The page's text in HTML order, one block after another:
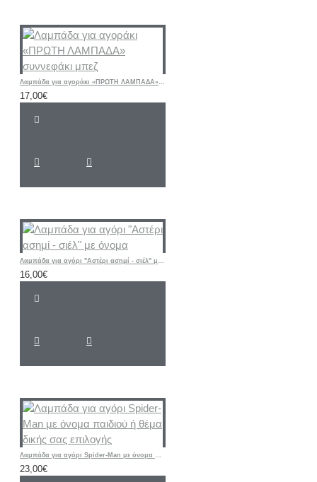
Λαμπάδα για αγοράκι «ΠΡΩΤΗ ΛΑΜΠΑΔΑ» συννεφάκι μπεζ
17,00€
Λαμπάδα για αγόρι "Αστέρι ασημί - σιέλ" με όνομα
16,00€
Λαμπάδα για αγόρι Spider-Man με όνομα παιδιού ή θέμα δικής σας επιλογής
23,00€